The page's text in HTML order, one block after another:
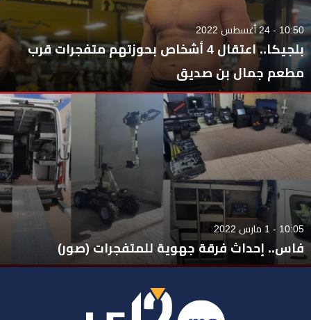
10:50 - 24 أغسطس 2022
بلجيكا.. اعتقال 4 أشخاص بحوزتهم متفجرات قرب
مطعم جمال بن صديق
10:05 - 1 مارس 2022
فاس.. إحداث فرقة جهوية للمتفجرات (صور)